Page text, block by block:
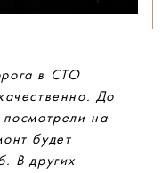
в СТО
До
на
будет
В других